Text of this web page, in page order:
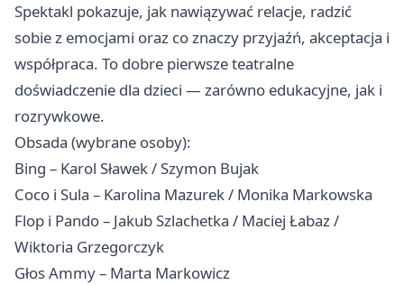
Spektakl pokazuje, jak nawiązywać relacje, radzić
sobie z emocjami oraz co znaczy przyjaźń, akceptacja i
współpraca. To dobre pierwsze teatralne
doświadczenie dla dzieci — zarówno edukacyjne, jak i
rozrywkowe.
Obsada (wybrane osoby):
Bing – Karol Sławek / Szymon Bujak
Coco i Sula – Karolina Mazurek / Monika Markowska
Flop i Pando – Jakub Szlachetka / Maciej Łabaz /
Wiktoria Grzegorczyk
Głos Ammy – Marta Markowicz